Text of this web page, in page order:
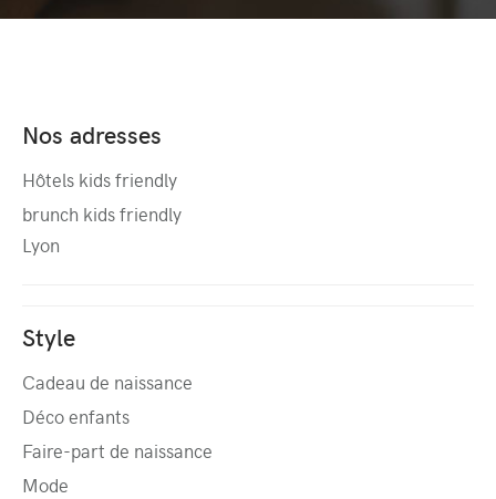
Nos adresses
Hôtels kids friendly
brunch kids friendly
Lyon
Style
Cadeau de naissance
Déco enfants
Faire-part de naissance
Mode